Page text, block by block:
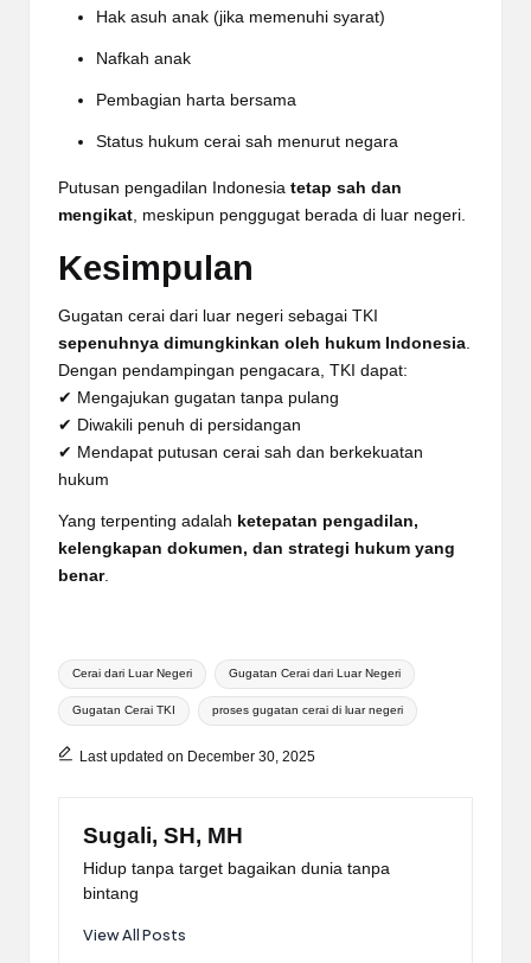
Hak asuh anak (jika memenuhi syarat)
Nafkah anak
Pembagian harta bersama
Status hukum cerai sah menurut negara
Putusan pengadilan Indonesia tetap sah dan
mengikat, meskipun penggugat berada di luar negeri.
Kesimpulan
Gugatan cerai dari luar negeri sebagai TKI
sepenuhnya dimungkinkan oleh hukum Indonesia.
Dengan pendampingan pengacara, TKI dapat:
✔ Mengajukan gugatan tanpa pulang
✔ Diwakili penuh di persidangan
✔ Mendapat putusan cerai sah dan berkekuatan
hukum
Yang terpenting adalah ketepatan pengadilan,
kelengkapan dokumen, dan strategi hukum yang
benar.
Tags:
Cerai dari Luar Negeri Gugatan Cerai dari Luar Negeri
Gugatan Cerai TKI proses gugatan cerai di luar negeri
Last updated on December 30, 2025
Sugali, SH, MH
Hidup tanpa target bagaikan dunia tanpa
bintang
View All Posts